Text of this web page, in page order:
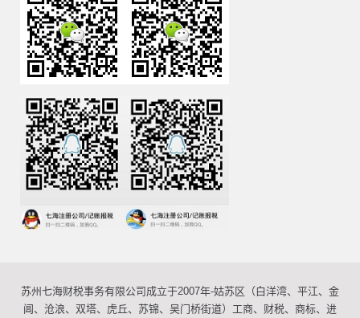
苏州七海财税事务有限公司成立于2007年-姑苏区（白洋湾、平江、金
阊、沧浪、双塔、虎丘、苏锦、吴门桥街道）工商、财税、商标、进